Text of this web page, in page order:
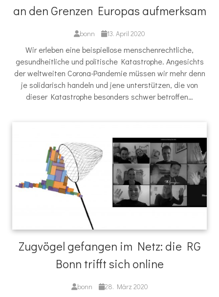
an den Grenzen Europas aufmerksam
bonn 13. April 2020
Wir erleben eine beispiellose menschenrechtliche,
gesundheitliche und politische Katastrophe. Angesichts
der weltweiten Corona-Pandemie müssen wir mehr denn
je solidarisch handeln und jene unterstützen, die von
dieser Katastrophe besonders schwer betroffen…
Zugvögel gefangen im Netz: die RG
Bonn trifft sich online
bonn 28. März 2020